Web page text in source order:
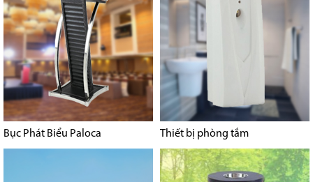
Bục Phát Biểu Paloca Thiết bị phòng tắm